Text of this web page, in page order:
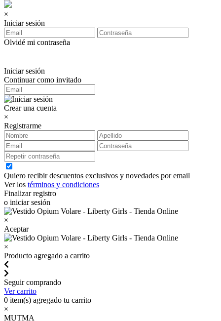
×
Iniciar sesión
Olvidé mi contraseña
Iniciar sesión
Continuar como invitado
Crear una cuenta
×
Registrarme
Quiero recibir descuentos exclusivos y novedades por email
Ver los términos y condiciones
Finalizar registro
o iniciar sesión
×
Aceptar
×
Producto agregado a carrito
Seguir comprando
Ver carrito
0 item(s) agregado tu carrito
×
MUTMA